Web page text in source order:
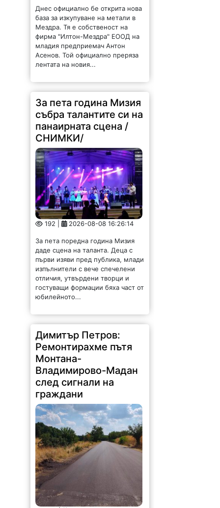
Днес официално бе открита нова
база за изкупуване на метали в
Мездра. Тя е собственост на
фирма "Илтон-Мездра" ЕООД на
младия предприемач Антон
Асенов. Той официално преряза
лентата на новия...
За пета година Мизия
събра талантите си на
панаирната сцена /
СНИМКИ/
192 | 2026-08-08 16:26:14
За пета поредна година Мизия
даде сцена на таланта. Деца с
първи изяви пред публика, млади
изпълнители с вече спечелени
отличия, утвърдени творци и
гостуващи формации бяха част от
юбилейното...
Димитър Петров:
Ремонтирахме пътя
Монтана-
Владимирово-Мадан
след сигнали на
граждани